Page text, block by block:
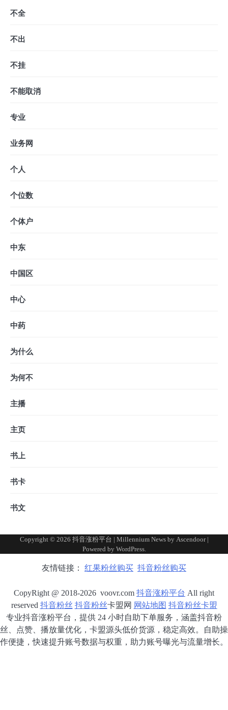
不全
不出
不挂
不能取消
专业
业务网
个人
个位数
个体户
中东
中国区
中心
中药
为什么
为何不
主播
主页
书上
书卡
书文
Copyright © 2026 抖音涨粉平台 | Millennium News by Ascendoor|
Powered by WordPress.
友情链接： 红果粉丝购买 抖音粉丝购买
CopyRight @ 2018-2026 voovr.com 抖音涨粉平台 All right
reserved 抖音粉丝 抖音粉丝卡盟网 网站地图 抖音粉丝卡盟
专业抖音涨粉平台，提供 24 小时自助下单服务，涵盖抖音粉
丝、点赞、播放量优化，卡盟源头低价货源，稳定高效。自助操
作便捷，快速提升账号数据与权重，助力账号曝光与流量增长。